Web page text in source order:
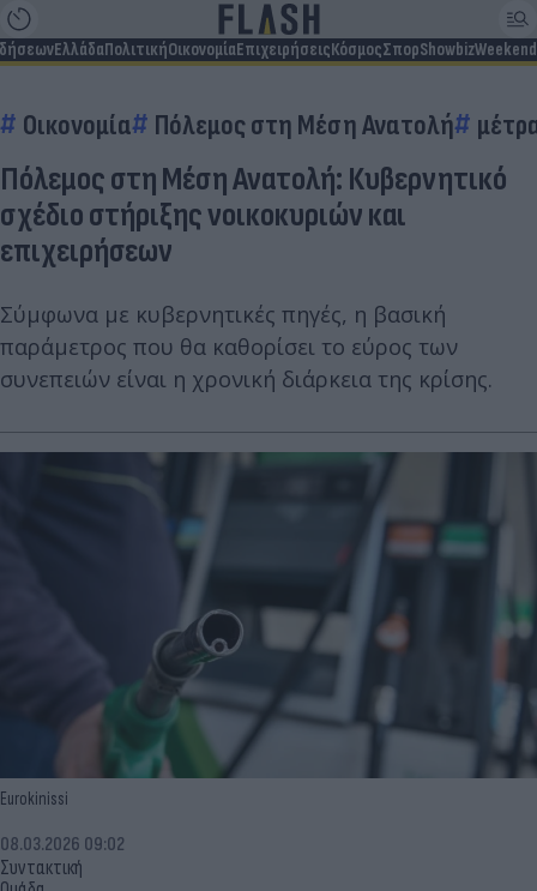
ΕλλάδαΠολιτικήΟικονομίαΕπιχειρήσειςΚόσμοςΣπορShowbizWeekend
Οικονομία Πόλεμος στη Μέση Ανατολή
Πόλεμος στη Μέση Ανατολή: Κυβερνητικό
σχέδιο στήριξης νοικοκυριών και
επιχειρήσεων
Σύμφωνα με κυβερνητικές πηγές, η βασική
παράμετρος που θα καθορίσει το εύρος των
συνεπειών είναι η χρονική διάρκεια της κρίσης.
Eurokinissi
Συντακτική
08.03.2026 09:02